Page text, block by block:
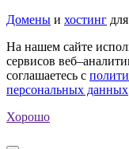
Домены и хостинг
На нашем сайте
сервисов
соглашаетесь с
персональных данных
Хорошо